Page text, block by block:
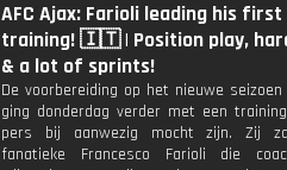
AFC Ajax: Farioli leading his
training! 🇮🇹 | Position play,
& a lot of sprints!
De voorbereiding op het nieuwe
ging donderdag verder met een
pers bij aanwezig mocht zijn. Zij
fanatieke Francesco Farioli die